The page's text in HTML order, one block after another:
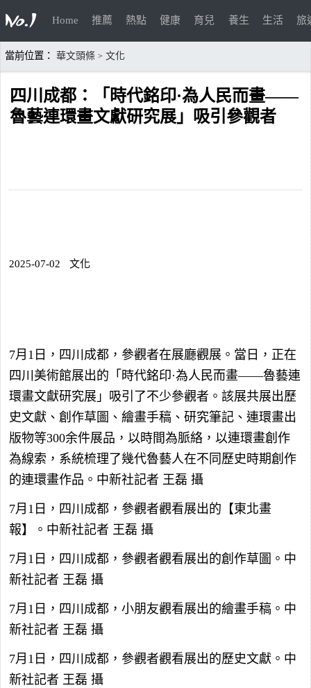
Home 推薦 熱點 健康 育兒 養生 生活 旅
當前位置： 華文頭條 > 文化
四川成都：「時代銘印·為人民而畫——
魯藝連環畫文獻研究展」吸引參觀者
2025-07-02 文化
7月1日，四川成都，參觀者在展廳觀展。當日，正在
四川美術館展出的「時代銘印·為人民而畫——魯藝連
環畫文獻研究展」吸引了不少參觀者。該展共展出歷
史文獻、創作草圖、繪畫手稿、研究筆記、連環畫出
版物等300余件展品，以時間為脈絡，以連環畫創作
為線索，系統梳理了幾代魯藝人在不同歷史時期創作
的連環畫作品。中新社記者 王磊 攝
7月1日，四川成都，參觀者觀看展出的【東北畫
報】。中新社記者 王磊 攝
7月1日，四川成都，參觀者觀看展出的創作草圖。中
新社記者 王磊 攝
7月1日，四川成都，小朋友觀看展出的繪畫手稿。中
新社記者 王磊 攝
7月1日，四川成都，參觀者觀看展出的歷史文獻。中
新社記者 王磊 攝